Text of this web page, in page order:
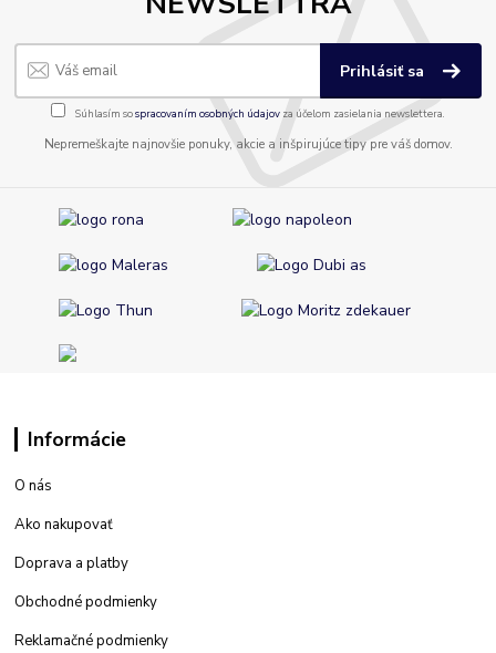
Prihlásiť sa
Súhlasím sospracovaním osobných údajov za účelom zasielania newslettera.
Nepremeškajte najnovšie ponuky, akcie a inšpirujúce tipy pre váš domov.
Informácie
O nás
Ako nakupovať
Doprava a platby
Obchodné podmienky
Reklamačné podmienky